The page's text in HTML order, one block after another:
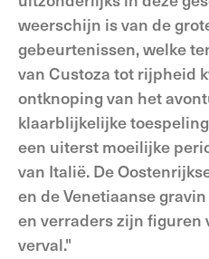
weerschijn is van de
gebeurtenissen, welke
van Custoza tot rijpheid
ontknoping van het
klaarblijkelijke
een uiterst moeilijke
van Italië. De
en de Venetiaanse
en verraders zijn figuren
verval."